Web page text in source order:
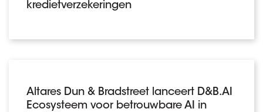
kredietverzekeringen
Altares Dun & Bradstreet lanceert D&B.AI
Ecosysteem voor betrouwbare AI in